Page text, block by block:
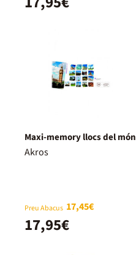
Maxi-memory llocs del món
Akros
Preu Abacus 17,45€
17,95€